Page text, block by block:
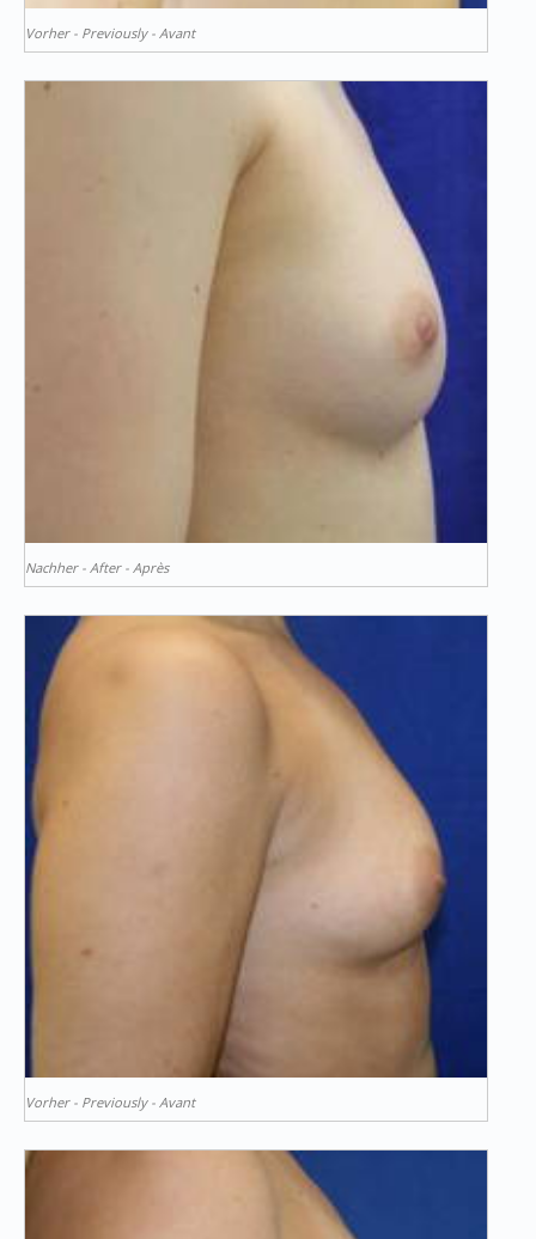
Vorher - Previously - Avant
Nachher - After - Après
Vorher - Previously - Avant